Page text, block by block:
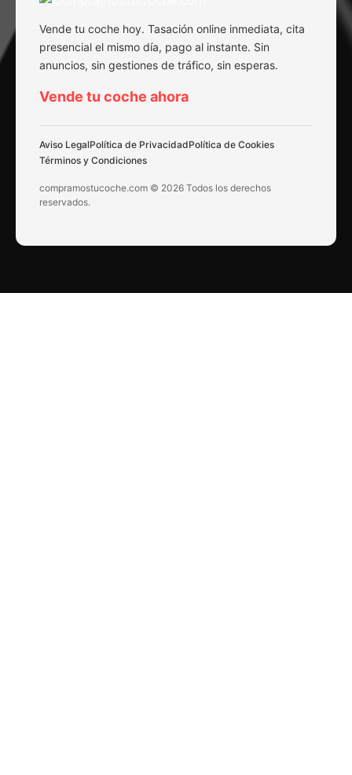
Vende tu coche hoy. Tasación online inmediata, cita
presencial el mismo día, pago al instante. Sin
anuncios, sin gestiones de tráfico, sin esperas.
Vende tu coche ahora
Aviso LegalPolítica de PrivacidadPolítica de Cookies
Términos y Condiciones
compramostucoche.com © 2026 Todos los derechos
reservados.